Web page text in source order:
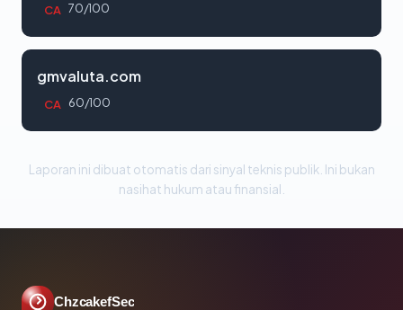
CA 70/100
gmvaluta.com
CA 60/100
Laporan ini dibuat otomatis dari sinyal teknis publik. Ini bukan
nasihat hukum atau finansial.
ChzcakefSec